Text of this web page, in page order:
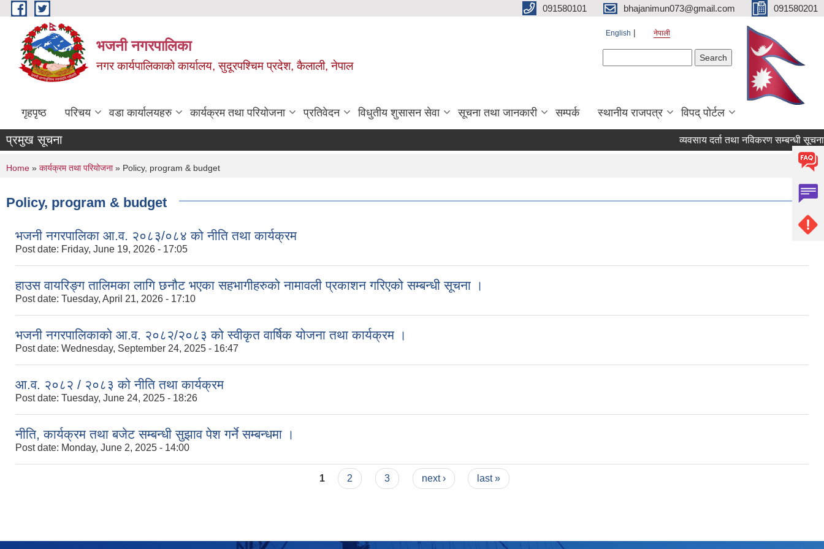
Skip to main content 091580101 bhajanimun073@gmail.com 091580201
भजनी नगरपालिका
नगर कार्यपालिकाको कार्यालय, सुदूरपश्चिम प्रदेश, कैलाली, नेपाल
English नेपाली
गृहपृष्ठ परिचय वडा कार्यालयहरु कार्यक्रम तथा परियोजना प्रतिवेदन विधुतीय शुसासन सेवा सूचना तथा जानकारी सम्पर्क स्थानीय राजपत्र विपद् पोर्टल
प्रमुख सूचना व्यवसाय दर्ता तथा नविकरण सम्बन्धी सूचना ।
You are here
Home » कार्यक्रम तथा परियोजना» Policy, program & budget
Policy, program & budget
भजनी नगरपालिका आ.व. २०८३/०८४ को नीति तथा कार्यक्रम
Post date: Friday, June 19, 2026 - 17:05
हाउस वायरिङ्ग तालिमका लागि छनौट भएका सहभागीहरुको नामावली प्रकाशन गरिएको सम्बन्धी सूचना ।
Post date: Tuesday, April 21, 2026 - 17:10
भजनी नगरपालिकाको आ.व. २०८२/२०८३ को स्वीकृत वार्षिक योजना तथा कार्यक्रम ।
Post date: Wednesday, September 24, 2025 - 16:47
आ.व. २०८२ / २०८३ को नीति तथा कार्यक्रम
Post date: Tuesday, June 24, 2025 - 18:26
नीति, कार्यक्रम तथा बजेट सम्बन्धी सुझाव पेश गर्ने सम्बन्धमा ।
Post date: Monday, June 2, 2025 - 14:00
1 2 3 next › last »